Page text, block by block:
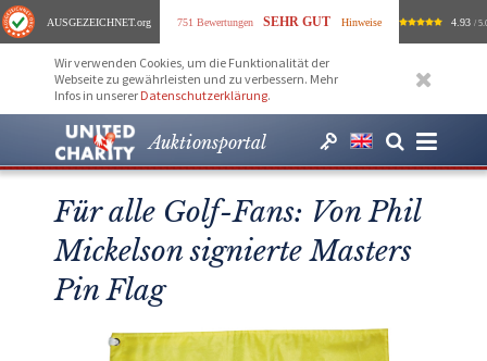
AUSGEZEICHNET.org 751 Bewertungen SEHR GUT Hinweise 4.93 /
Wir verwenden Cookies, um die Funktionalität der
Webseite zu gewährleisten und zu verbessern. Mehr
Infos in unserer Datenschutzerklärung.
Auktionsportal
Für alle Golf-Fans: Von Phil
Mickelson signierte Masters
Pin Flag